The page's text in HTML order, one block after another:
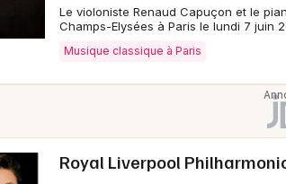
Le violoniste Renaud Capuçon et le
Champs-Elysées à Paris le lundi 7 juin
Musique classique à Paris
Royal Liverpool